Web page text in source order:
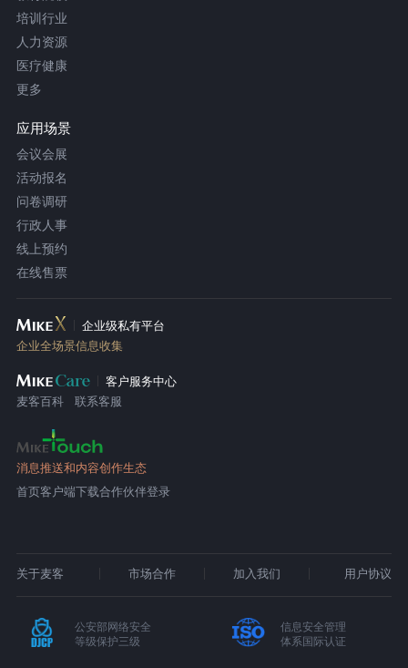
培训行业
人力资源
医疗健康
更多
应用场景
会议会展
活动报名
问卷调研
行政人事
线上预约
在线售票
企业级私有平台
企业全场景信息收集
客户服务中心
麦客百科
联系客服
消息推送和内容创作生态
首页客户端下载合作伙伴登录
关于麦客 市场合作 加入我们 用户协议
公安部网络安全
等级保护三级
信息安全管理
体系国际认证